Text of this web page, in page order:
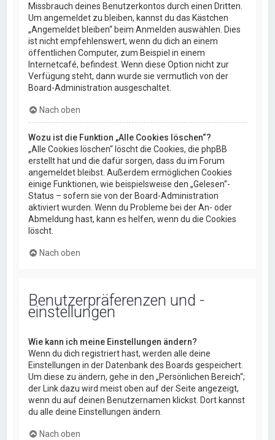
Missbrauch deines Benutzerkontos durch einen Dritten.
Um angemeldet zu bleiben, kannst du das Kästchen
„Angemeldet bleiben“ beim Anmelden auswählen. Dies
ist nicht empfehlenswert, wenn du dich an einem
öffentlichen Computer, zum Beispiel in einem
Internetcafé, befindest. Wenn diese Option nicht zur
Verfügung steht, dann wurde sie vermutlich von der
Board-Administration ausgeschaltet.
Nach oben
Wozu ist die Funktion „Alle Cookies löschen“?
„Alle Cookies löschen“ löscht die Cookies, die phpBB
erstellt hat und die dafür sorgen, dass du im Forum
angemeldet bleibst. Außerdem ermöglichen Cookies
einige Funktionen, wie beispielsweise den „Gelesen“-
Status – sofern sie von der Board-Administration
aktiviert wurden. Wenn du Probleme bei der An- oder
Abmeldung hast, kann es helfen, wenn du die Cookies
löscht.
Nach oben
Benutzerpräferenzen und -
einstellungen
Wie kann ich meine Einstellungen ändern?
Wenn du dich registriert hast, werden alle deine
Einstellungen in der Datenbank des Boards gespeichert.
Um diese zu ändern, gehe in den „Persönlichen Bereich“;
der Link dazu wird meist oben auf der Seite angezeigt,
wenn du auf deinen Benutzernamen klickst. Dort kannst
du alle deine Einstellungen ändern.
Nach oben